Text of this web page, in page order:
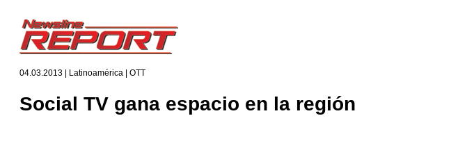
04.03.2013 | Latinoamérica | OTT
Social TV gana espacio en la región